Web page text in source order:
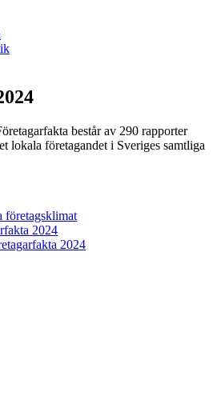
består av 290 rapporter
lokala företagandet i Sveriges samtliga
företagsklimat
2024
2024